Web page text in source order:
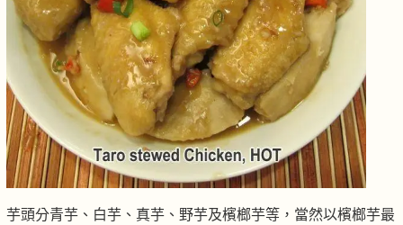
芋頭分青芋、白芋、真芋、野芋及檳榔芋等，當然以檳榔芋最